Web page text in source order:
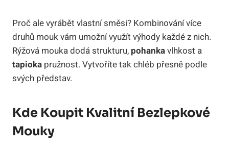
Proč ale vyrábět vlastní směsi? Kombinování více
druhů mouk vám umožní využít výhody každé z nich.
Rýžová mouka dodá strukturu, pohankavlhkost a
tapioka pružnost. Vytvoříte tak chléb přesně podle
svých představ.
Kde Koupit Kvalitní Bezlepkové
Mouky